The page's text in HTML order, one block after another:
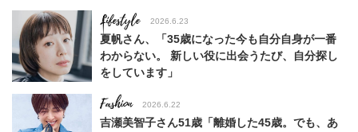
Lifestyle 2026.6.23
夏帆さん、「35歳になった今も自分自身が一番
わからない。 新しい役に出会うたび、自分探し
をしています」
Fashion 2026.6.22
吉瀬美智子さん51歳「離婚した45歳。でも、あ